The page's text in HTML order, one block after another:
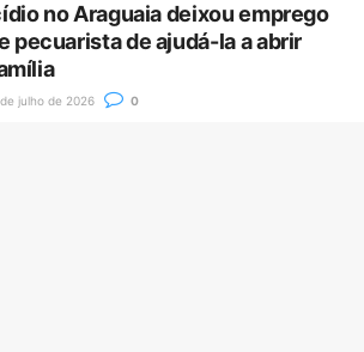
no Araguaia deixou emprego
pecuarista de ajudá-la a abrir
julho de 2026 0